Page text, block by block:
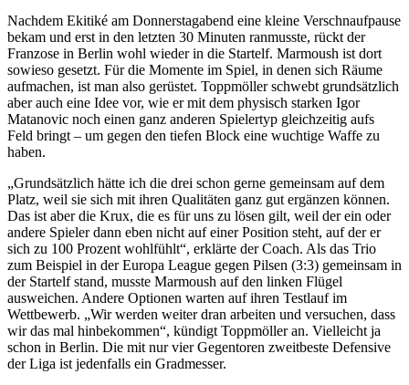
Nachdem Ekitiké am Donnerstagabend eine kleine Verschnaufpause
bekam und erst in den letzten 30 Minuten ranmusste, rückt der
Franzose in Berlin wohl wieder in die Startelf. Marmoush ist dort
sowieso gesetzt. Für die Momente im Spiel, in denen sich Räume
aufmachen, ist man also gerüstet. Toppmöller schwebt grundsätzlich
aber auch eine Idee vor, wie er mit dem physisch starken Igor
Matanovic noch einen ganz anderen Spielertyp gleichzeitig aufs
Feld bringt – um gegen den tiefen Block eine wuchtige Waffe zu
haben.
„Grundsätzlich hätte ich die drei schon gerne gemeinsam auf dem
Platz, weil sie sich mit ihren Qualitäten ganz gut ergänzen können.
Das ist aber die Krux, die es für uns zu lösen gilt, weil der ein oder
andere Spieler dann eben nicht auf einer Position steht, auf der er
sich zu 100 Prozent wohlfühlt“, erklärte der Coach. Als das Trio
zum Beispiel in der Europa League gegen Pilsen (3:3) gemeinsam in
der Startelf stand, musste Marmoush auf den linken Flügel
ausweichen. Andere Optionen warten auf ihren Testlauf im
Wettbewerb. „Wir werden weiter dran arbeiten und versuchen, dass
wir das mal hinbekommen“, kündigt Toppmöller an. Vielleicht ja
schon in Berlin. Die mit nur vier Gegentoren zweitbeste Defensive
der Liga ist jedenfalls ein Gradmesser.